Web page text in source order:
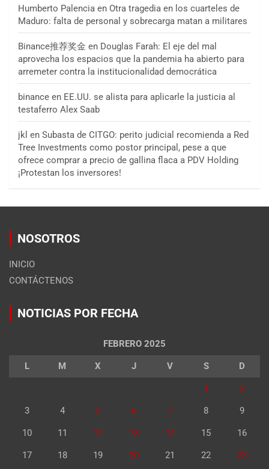
Humberto Palencia en Otra tragedia en los cuarteles de
Maduro: falta de personal y sobrecarga matan a militares
Binance推荐奖金 en Douglas Farah: El eje del mal
aprovecha los espacios que la pandemia ha abierto para
arremeter contra la institucionalidad democrática
binance en EE.UU. se alista para aplicarle la justicia al
testaferro Alex Saab
jkl en Subasta de CITGO: perito judicial recomienda a Red
Tree Investments como postor principal, pese a que
ofrece comprar a precio de gallina flaca a PDV Holding
¡Protestan los inversores!
NOSOTROS
INICIO
CONTÁCTENOS
NOTICIAS POR FECHA
FEBRERO 2025
L M X J V S D
1 2
3 4 5 6 7 8 9
10 11 12 13 14 15 16
17 18 19 20 21 22 23